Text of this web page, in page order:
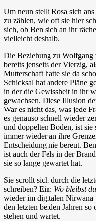
Um neun stellt Rosa sich
zu zählen, wie oft sie hier
sich, ob Ben sich an ihr
vielleicht deshalb.
Die Beziehung zu
bereits jenseits der Vierzig,
Mutterschaft hatte sie da
Schicksal hat andere Pläne
in der die Gewissheit in ihr
gewachsen. Diese Illusion
War es nicht das, was jede
es genauso schnell wieder
und doppelten Boden, ist sie
immer wieder an ihre
Entscheidung nie bereut.
ist auch der Fels in der
sie so lange gewartet hat.
Sie scrollt sich durch die
schreiben? Ein: Wo bleibst
wieder im digitalen Nirwana
den letzten beiden Jahren so
stehen und wartet.